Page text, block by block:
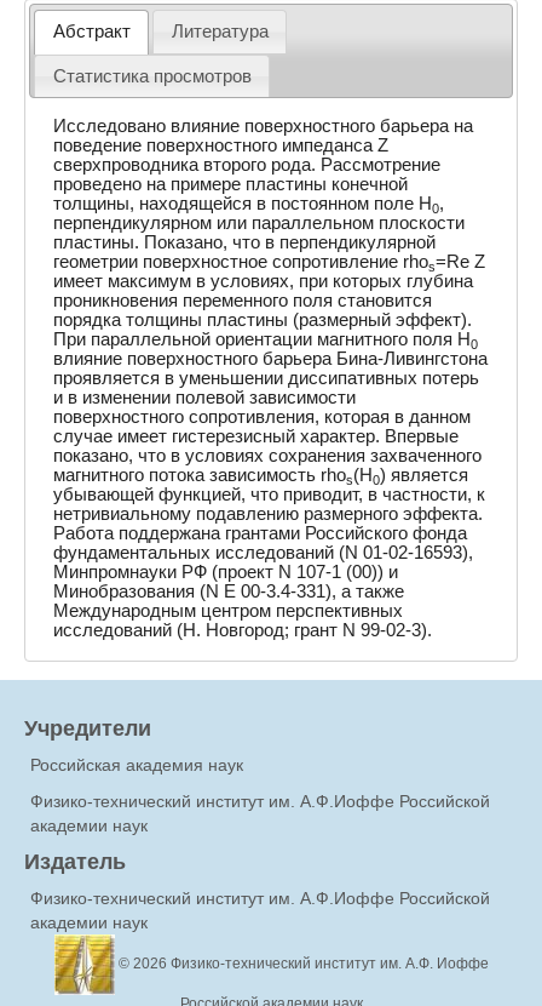
Абстракт Литература
Статистика просмотров
Исследовано влияние поверхностного барьера на
поведение поверхностного импеданса Z
сверхпроводника второго рода. Рассмотрение
проведено на примере пластины конечной
толщины, находящейся в постоянном поле H0,
перпендикулярном или параллельном плоскости
пластины. Показано, что в перпендикулярной
геометрии поверхностное сопротивление rhos=Re Z
имеет максимум в условиях, при которых глубина
проникновения переменного поля становится
порядка толщины пластины (размерный эффект).
При параллельной ориентации магнитного поля H0
влияние поверхностного барьера Бина-Ливингстона
проявляется в уменьшении диссипативных потерь
и в изменении полевой зависимости
поверхностного сопротивления, которая в данном
случае имеет гистерезисный характер. Впервые
показано, что в условиях сохранения захваченного
магнитного потока зависимость rhos(H0) является
убывающей функцией, что приводит, в частности, к
нетривиальному подавлению размерного эффекта.
Работа поддержана грантами Российского фонда
фундаментальных исследований (N 01-02-16593),
Минпромнауки РФ (проект N 107-1 (00)) и
Минобразования (N E 00-3.4-331), а также
Международным центром перспективных
исследований (Н. Новгород; грант N 99-02-3).
Учредители
Российская академия наук
Физико-технический институт им. А.Ф.Иоффе Российской
академии наук
Издатель
Физико-технический институт им. А.Ф.Иоффе Российской
академии наук
© 2026 Физико-технический институт им. А.Ф. Иоффе